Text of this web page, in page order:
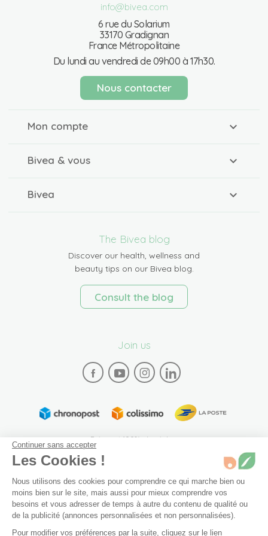
info@bivea.com
6 rue du Solarium
33170 Gradignan
France Métropolitaine
Du lundi au vendredi de 09h00 à 17h30.
Nous contacter
Mon compte
Bivea & vous
Bivea
The Bivea blog
Discover our health, wellness and
beauty tips on our Bivea blog.
Consult the blog
Join us
Paiement 100% sécurisé
Plan du site Mentions légales Conditions générales de vente
Continuer sans accepter
Les Cookies !
Nous utilisons des cookies pour comprendre ce qui marche bien ou
moins bien sur le site, mais aussi pour mieux comprendre vos
besoins et vous adresser de temps à autre du contenu de qualité ou
de la publicité (annonces personnalisées et non personnalisées).
Pour modifier vos préférences par la suite, cliquez sur le lien